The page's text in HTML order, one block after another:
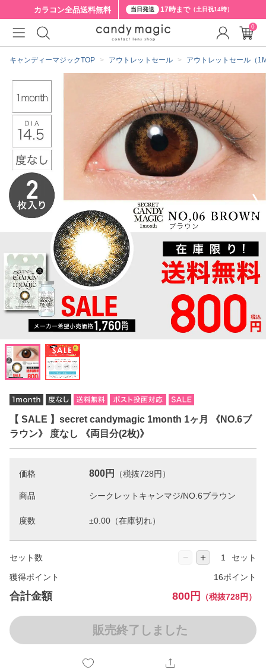
カラコン全品送料無料 当日発送 17時まで（土日祝14時）
キャンディーマジックTOP アウトレットセール アウトレットセール（
【 SALE 】secret candymagic 1month 1ヶ月 《NO.6ブ
ラウン》 度なし 《両目分(2枚)》
価格 800円 （税抜728円）
商品
度数
セット数 − ＋ セット
獲得ポイント 16ポイント
合計金額 800円 （税抜728円）
販売終了しました
0
クーポン詳細